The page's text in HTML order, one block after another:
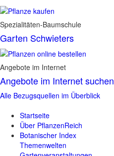
Spezialitäten-Baumschule
Garten Schwieters
Angebote im Internet
Angebote im Internet suchen
Alle Bezugsquellen im Überblick
Startseite
Über PflanzenReich
Botanischer Index
Themenwelten